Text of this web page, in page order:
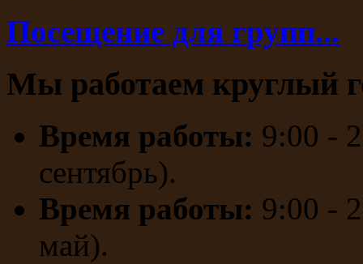
Посещение для групп...
Мы работаем круглый
Время работы: 9:00 -
сентябрь).
Время работы: 9:00 -
май).